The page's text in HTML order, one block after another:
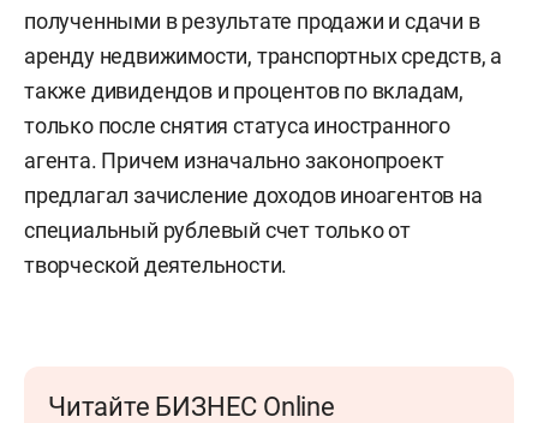
полученными в результате продажи и сдачи в
аренду недвижимости, транспортных средств, а
также дивидендов и процентов по вкладам,
только после снятия статуса иностранного
агента. Причем изначально законопроект
предлагал зачисление доходов иноагентов на
специальный рублевый счет только от
творческой деятельности.
Читайте БИЗНЕС Online